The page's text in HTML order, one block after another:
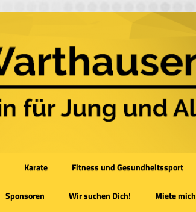
Karate Fitness und Gesundheitssport
Sponsoren Wir suchen Dich! Miete mich